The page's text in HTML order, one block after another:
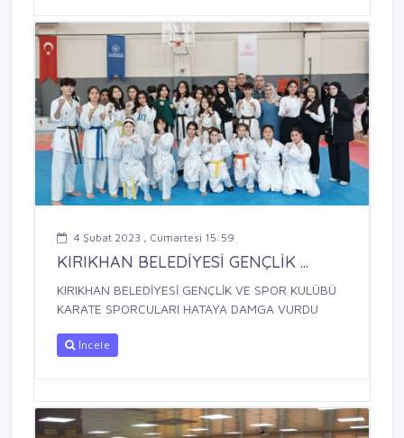
4 Şubat 2023 , Cumartesi 15:59
KIRIKHAN BELEDİYESİ GENÇLİK ...
KIRIKHAN BELEDİYESİ GENÇLİK VE SPOR KULÜBÜ
KARATE SPORCULARI HATAYA DAMGA VURDU
İncele